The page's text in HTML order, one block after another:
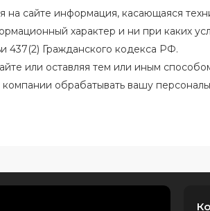
на сайте информация, касающаяся
характер и ни при каких
437(2) Гражданского кодекса РФ.
или оставляя тем или иным
компании обрабатывать вашу